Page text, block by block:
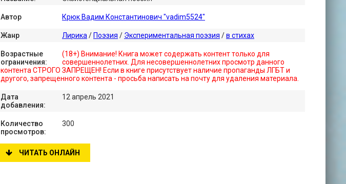
Автор Крюк Вадим Константинович "vadim5524"
Жанр Лирика / Поэзия / Экспериментальная поэзия /в стихах
Возрастные
ограничения:
(18+) Внимание! Книга может содержать контент только для
совершеннолетних. Для несовершеннолетних просмотр данного
контента СТРОГО ЗАПРЕЩЕН! Если в книге присутствует наличие пропаганды ЛГБТ и
другого, запрещенного контента - просьба написать на почту для удаления материала.
Дата
добавления:
12 апрель 2021
Количество
просмотров:
300
ЧИТАТЬ ОНЛАЙН